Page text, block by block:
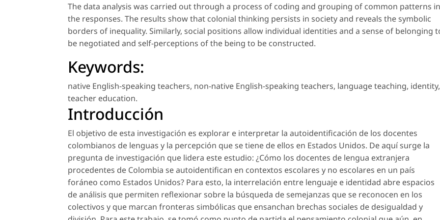
The data analysis was carried out through a process of coding and grouping of common patterns in
the responses. The results show that colonial thinking persists in society and reveals the symbolic
borders of inequality. Similarly, social positions allow individual identities and a sense of belonging
be negotiated and self-perceptions of the being to be constructed.
Keywords:
native English-speaking teachers, non-native English-speaking teachers, language teaching, identity,
teacher education.
Introducción
El objetivo de esta investigación es explorar e interpretar la autoidentificación de los docentes
colombianos de lenguas y la percepción que se tiene de ellos en Estados Unidos. De aquí surge la
pregunta de investigación que lidera este estudio: ¿Cómo los docentes de lengua extranjera
procedentes de Colombia se autoidentifican en contextos escolares y no escolares en un país
foráneo como Estados Unidos? Para esto, la interrelación entre lenguaje e identidad abre espacios
de análisis que permiten reflexionar sobre la búsqueda de semejanzas que se reconocen en los
colectivos y que marcan fronteras simbólicas que ensanchan brechas sociales de desigualdad y